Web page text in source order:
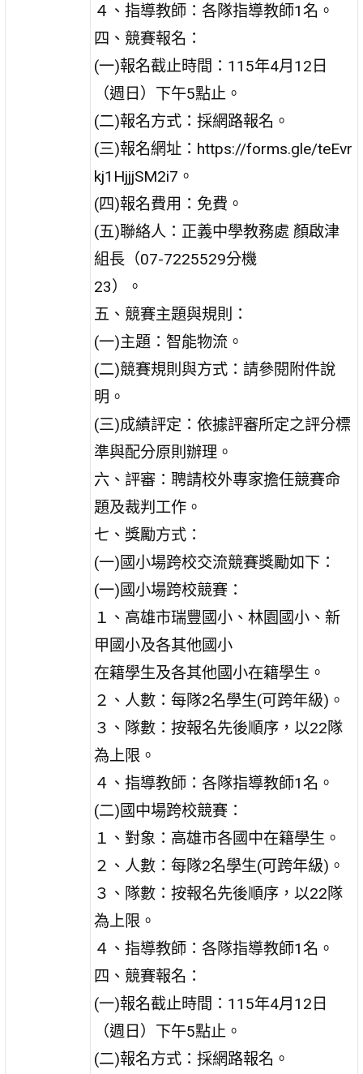
４、指導教師：各隊指導教師1名。
四、競賽報名：
(一)報名截止時間：115年4月12日
（週日）下午5點止。
(二)報名方式：採網路報名。
(三)報名網址：https://forms.gle/teEvr
kj1HjjjSM2i7。
(四)報名費用：免費。
(五)聯絡人：正義中學教務處 顏啟津
組長（07-7225529分機
23）。
五、競賽主題與規則：
(一)主題：智能物流。
(二)競賽規則與方式：請參閱附件說
明。
(三)成績評定：依據評審所定之評分標
準與配分原則辦理。
六、評審：聘請校外專家擔任競賽命
題及裁判工作。
七、獎勵方式：
(一)國小場跨校交流競賽獎勵如下：
(一)國小場跨校競賽：
１、高雄市瑞豐國小、林園國小、新
甲國小及各其他國小
在籍學生及各其他國小在籍學生。
２、人數：每隊2名學生(可跨年級)。
３、隊數：按報名先後順序，以22隊
為上限。
４、指導教師：各隊指導教師1名。
(二)國中場跨校競賽：
１、對象：高雄市各國中在籍學生。
２、人數：每隊2名學生(可跨年級)。
３、隊數：按報名先後順序，以22隊
為上限。
４、指導教師：各隊指導教師1名。
四、競賽報名：
(一)報名截止時間：115年4月12日
（週日）下午5點止。
(二)報名方式：採網路報名。